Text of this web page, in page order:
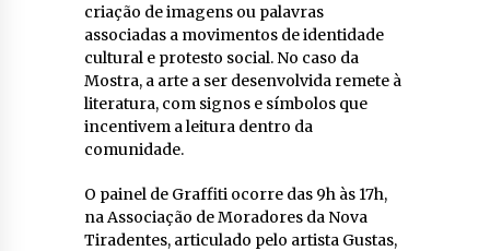
criação de imagens ou palavras
associadas a movimentos de identidade
cultural e protesto social. No caso da
Mostra, a arte a ser desenvolvida remete à
literatura, com signos e símbolos que
incentivem a leitura dentro da
comunidade.
O painel de Graffiti ocorre das 9h às 17h,
na Associação de Moradores da Nova
Tiradentes, articulado pelo artista Gustas,